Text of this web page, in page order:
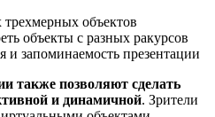
объектов
объекты с разных ракурсов
запоминаемость презентации
также позволяют сделать
и динамичной. Зрители